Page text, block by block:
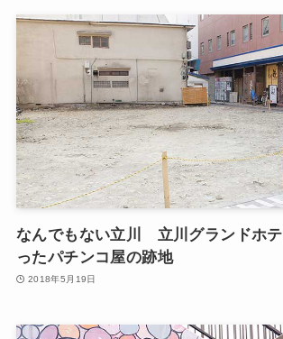
なんでもない立川 立川グランドホ
ったパチンコ屋の跡地
2018年5月19日